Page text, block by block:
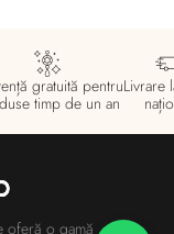
gratuită pentru
timp de un an
Livrare
oferă o gamă